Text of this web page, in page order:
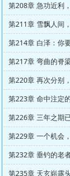
第208章 急功近利
第211章 雪飘人间
第214章 白泽：你
第217章 弯曲的脊
第220章 再次分别
第223章 命中注定
第226章 三年之期
第229章 一个机会
第235章 天玄崭露